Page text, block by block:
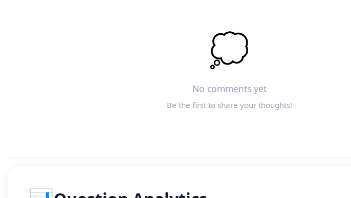
💭
No comments yet
Be the first to share your thoughts!